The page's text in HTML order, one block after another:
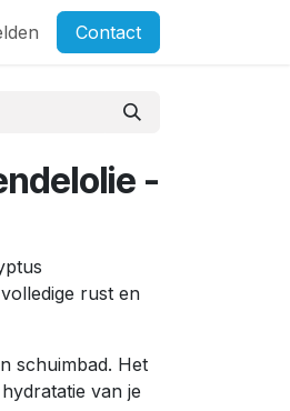
Contact
-
rust en
schuimbad. Het
van je